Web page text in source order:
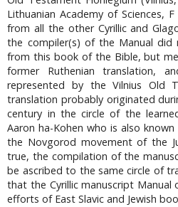
Lithuanian Academy of Sciences,
from all the other Cyrillic and
the compiler(s) of the Manual did
from this book of the Bible, but
former Ruthenian translation,
represented by the Vilnius Old
translation probably originated
century in the circle of the
Aaron ha-Kohen who is also
the Novgorod movement of the
true, the compilation of the
be ascribed to the same circle of
that the Cyrillic manuscript
efforts of East Slavic and Jewish